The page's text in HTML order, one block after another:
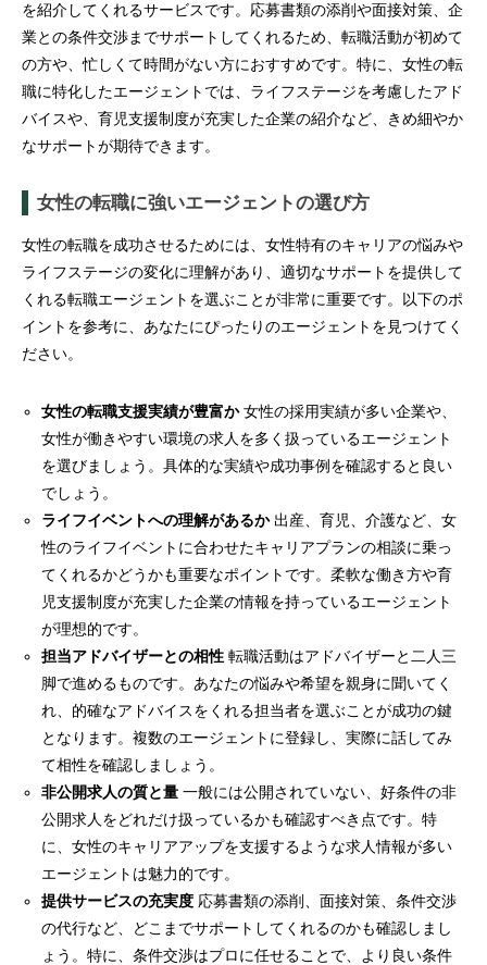
を紹介してくれるサービスです。応募書類の添削や面接対策、企
業との条件交渉までサポートしてくれるため、転職活動が初めて
の方や、忙しくて時間がない方におすすめです。特に、女性の転
職に特化したエージェントでは、ライフステージを考慮したアド
バイスや、育児支援制度が充実した企業の紹介など、きめ細やか
なサポートが期待できます。
女性の転職に強いエージェントの選び方
女性の転職を成功させるためには、女性特有のキャリアの悩みや
ライフステージの変化に理解があり、適切なサポートを提供して
くれる転職エージェントを選ぶことが非常に重要です。以下のポ
イントを参考に、あなたにぴったりのエージェントを見つけてく
ださい。
女性の転職支援実績が豊富か女性の採用実績が多い企業や、
女性が働きやすい環境の求人を多く扱っているエージェント
を選びましょう。具体的な実績や成功事例を確認すると良い
でしょう。
ライフイベントへの理解があるか出産、育児、介護など、女
性のライフイベントに合わせたキャリアプランの相談に乗っ
てくれるかどうかも重要なポイントです。柔軟な働き方や育
児支援制度が充実した企業の情報を持っているエージェント
が理想的です。
担当アドバイザーとの相性 転職活動はアドバイザーと二人三
脚で進めるものです。あなたの悩みや希望を親身に聞いてく
れ、的確なアドバイスをくれる担当者を選ぶことが成功の鍵
となります。複数のエージェントに登録し、実際に話してみ
て相性を確認しましょう。
非公開求人の質と量 一般には公開されていない、好条件の非
公開求人をどれだけ扱っているかも確認すべき点です。特
に、女性のキャリアアップを支援するような求人情報が多い
エージェントは魅力的です。
提供サービスの充実度 応募書類の添削、面接対策、条件交渉
の代行など、どこまでサポートしてくれるのかも確認しまし
ょう。特に、条件交渉はプロに任せることで、より良い条件